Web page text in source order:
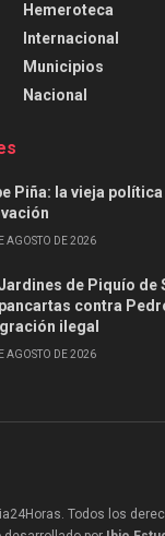
Hemeroteca
Internacional
Municipios
Nacional
Piña: la vieja
AGOSTO DE 2026
de Piquío de
contra
ilegal
AGOSTO DE 2026
Todos los